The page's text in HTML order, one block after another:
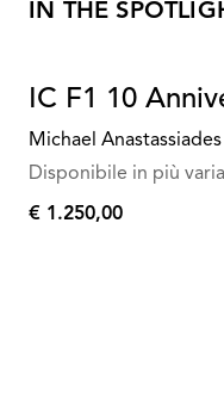
IN THE
IC F1 10
Michael Anastassiades
Disponibile in più
€
€ 1.250,00